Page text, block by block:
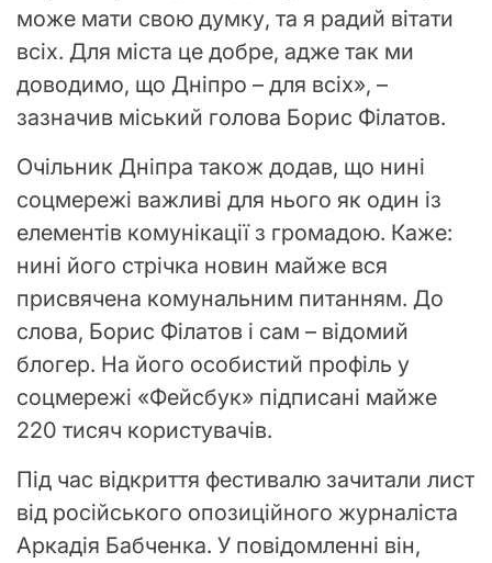
може мати свою думку, та я радий вітати
всіх. Для міста це добре, адже так ми
доводимо, що Дніпро – для всіх», –
зазначив міський голова Борис Філатов.
Очільник Дніпра також додав, що нині
соцмережі важливі для нього як один із
елементів комунікації з громадою. Каже:
нині його стрічка новин майже вся
присвячена комунальним питанням. До
слова, Борис Філатов і сам – відомий
блогер. На його особистий профіль у
соцмережі «Фейсбук» підписані майже
220 тисяч користувачів.
Під час відкриття фестивалю зачитали лист
від російського опозиційного журналіста
Аркадія Бабченка. У повідомленні він,